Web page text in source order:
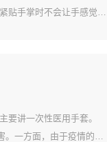
贴手掌时不会让手感觉紧
要讲一次性医用手套。
。一方面，由于疫情的必